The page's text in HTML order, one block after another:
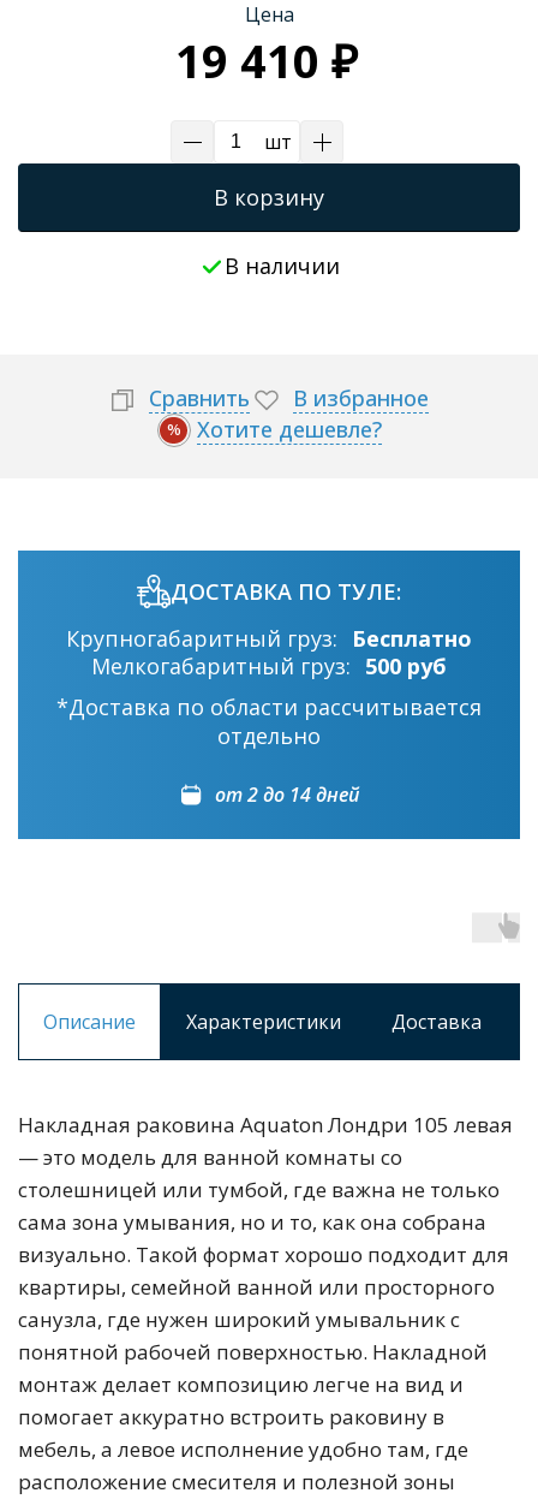
Цена
19 410 ₽
шт
В корзину
В наличии
Сравнить В избранное
% Хотите дешевле?
ДОСТАВКА ПО ТУЛЕ:
Крупногабаритный груз:
Бесплатно
Мелкогабаритный груз: 500 руб
*Доставка по области рассчитывается
отдельно
от 2 до 14 дней
Описание Характеристики Доставка
Накладная раковина Aquaton Лондри 105 левая
— это модель для ванной комнаты со
столешницей или тумбой, где важна не только
сама зона умывания, но и то, как она собрана
визуально. Такой формат хорошо подходит для
квартиры, семейной ванной или просторного
санузла, где нужен широкий умывальник с
понятной рабочей поверхностью. Накладной
монтаж делает композицию легче на вид и
помогает аккуратно встроить раковину в
мебель, а левое исполнение удобно там, где
расположение смесителя и полезной зоны